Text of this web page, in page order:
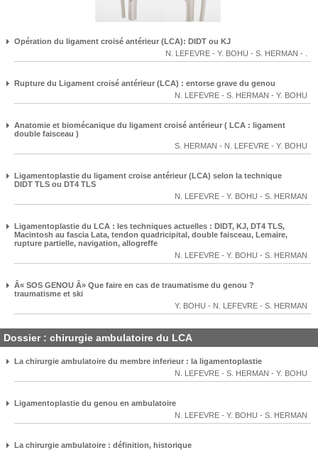
Opération du ligament croisé antérieur (LCA): DIDT ou KJ
N. LEFEVRE - Y. BOHU - S. HERMAN -
Rupture du Ligament croisé antérieur (LCA) : entorse grave du genou
N. LEFEVRE - S. HERMAN - Y. BOHU
Anatomie et biomécanique du ligament croisé antérieur ( LCA : ligament
double faisceau )
S. HERMAN - N. LEFEVRE - Y. BOHU
Ligamentoplastie du ligament croise antérieur (LCA) selon la technique
DIDT TLS ou DT4 TLS
N. LEFEVRE - Y. BOHU - S. HERMAN
Ligamentoplastie du LCA : les techniques actuelles : DIDT, KJ, DT4 TLS,
Macintosh au fascia Lata, tendon quadricipital, double faisceau, Lemaire,
rupture partielle, navigation, allogreffe
N. LEFEVRE - Y. BOHU - S. HERMAN
Â« SOS GENOU Â» Que faire en cas de traumatisme du genou ?
traumatisme et ski
Y. BOHU - N. LEFEVRE - S. HERMAN
Dossier : chirurgie ambulatoire du LCA
La chirurgie ambulatoire du membre inferieur : la ligamentoplastie
N. LEFEVRE - S. HERMAN - Y. BOHU
Ligamentoplastie du genou en ambulatoire
N. LEFEVRE - Y. BOHU - S. HERMAN
La chirurgie ambulatoire : définition, historique